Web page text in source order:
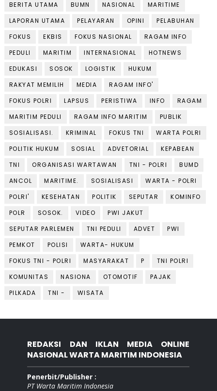
BERITA UTAMA
BUMN NASIONAL
MARITIME
LAPORAN UTAMA
PELAYARAN OPINI
PELABUHAN
FOKUS
EKBIS FOKUS NASIONAL
RAGAM INFO
PEDULI
MARITIM INTERNASIONAL
HOTNEWS
EDUKASI
SOSOK LOGISTIK
HUKUM
RAKYAT MEMILIH
MEDIA
RAGAM INFO'
FOKUS POLRI
LAPSUS PERISTIWA INFO
RAGAM
MARITIM PEDULI
RAGAM INFO MARITIM
PUBLIK
SOSIALISASI.
KRIMINAL FOKUS TNI
WARTA POLRI
POLITIK HUKUM
SOSIAL ADVETORIAL
KEPABEAN
TNI
ORGANISASI WARTAWAN TNI - POLRI
BUMD
ANCOL
MARITIME. SOSIALISASI
WARTA - POLRI
POLRI'
KESEHATAN POLITIK SEPUTAR
KOMINFO
POLR
SOSOK. VIDEO
PWI JAKUT
SEPUTAR PARLEMEN
TNI PEDULI ADVET
PWI
PEMKOT
POLISI
WARTA- HUKUM
FOKUS TNI - POLRI
MASYARAKAT P
TNI POLRI
KOMUNITAS
NASIONA OTOMOTIF
PAJAK
PILKADA
TNI - WISATA
REDAKSI DAN IKLAN MEDIA ONLINE
NASIONAL WARTA MARITIM INDONESIA
Penerbit/Publisher :
PT Warta Maritim Indonesia